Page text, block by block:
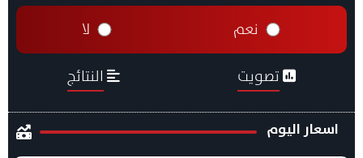
نعم لا
تصويت النتائج
اسعار اليوم